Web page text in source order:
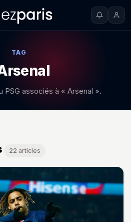
TAG
PSG associés à « Arsenal ».
22 articles